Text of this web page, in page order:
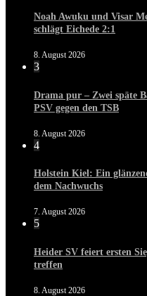
Noah Awuku und Visar
schlägt Eichede 2:1
8. August 2026
3
Drama pur – Zwei späte
PSV gegen den TSB
8. August 2026
4
Holstein Kiel: Ein
dem Nachwuchs
7. August 2026
5
Heider SV feiert ersten
treffen
8. August 2026